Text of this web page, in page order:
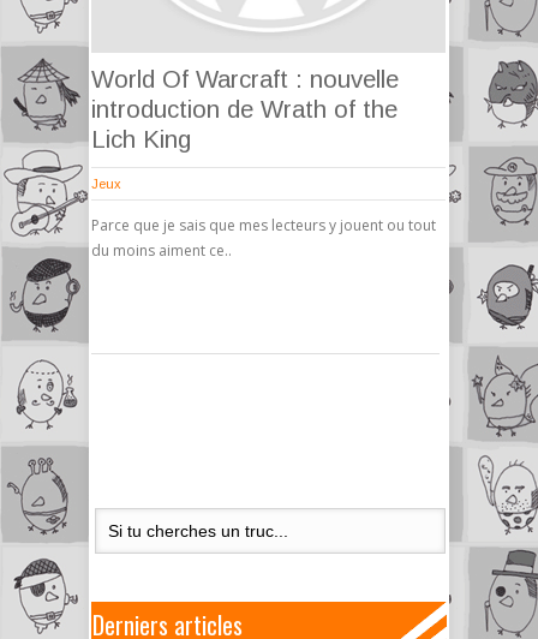
World Of Warcraft : nouvelle
introduction de Wrath of the
Lich King
Jeux
Parce que je sais que mes lecteurs y jouent ou tout
du moins aiment ce..
Derniers articles